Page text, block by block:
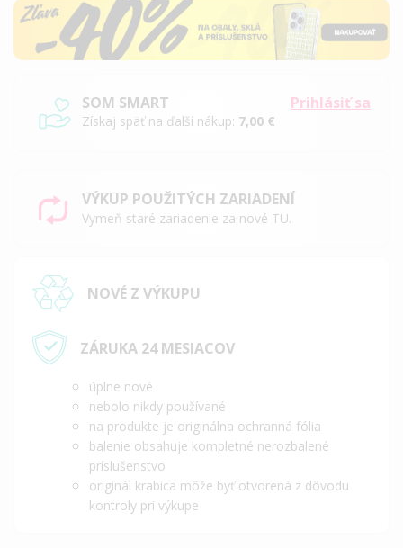
Prihlásiť sa
SOM SMART
Získaj späť na ďalší nákup: 7,00 €
VÝKUP POUŽITÝCH ZARIADENÍ
Vymeň staré zariadenie za nové TU.
NOVÉ Z VÝKUPU
ZÁRUKA 24 MESIACOV
úplne nové
nebolo nikdy používané
na produkte je originálna ochranná fólia
balenie obsahuje kompletné nerozbalené
príslušenstvo
originál krabica môže byť otvorená z dôvodu
kontroly pri výkupe